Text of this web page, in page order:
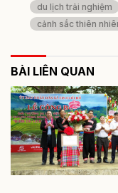
du lịch trải nghiệm
cảnh sắc thiên
BÀI LIÊN QUAN